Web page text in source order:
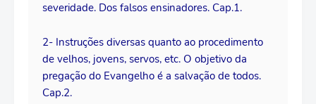
severidade. Dos falsos ensinadores. Cap.1.
2- Instruções diversas quanto ao procedimento
de velhos, jovens, servos, etc. O objetivo da
pregação do Evangelho é a salvação de todos.
Cap.2.